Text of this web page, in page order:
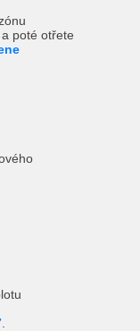
poté otřete